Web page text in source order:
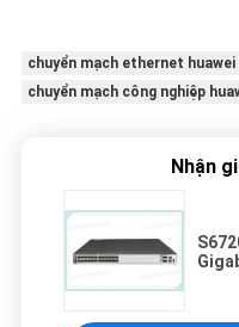
chuyển mạch ethernet huawei
chuyển mạch công nghiệp
Nhận